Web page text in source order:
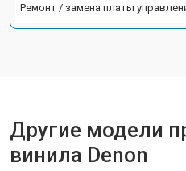
Ремонт / замена платы
Другие модели
винила Denon